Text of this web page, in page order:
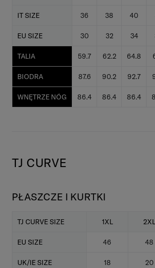
IT SIZE 36 38 40
EU SIZE 30 32 34
TALIA 59.7 62.2 64.8
BIODRA 87.6 90.2 92.7
WNĘTRZE NÓG 86.4 86.4 86.4
TJ CURVE
PŁASZCZE I KURTKI
TJ CURVE SIZE 1XL 2XL
EU SIZE 46 48
UK/IE SIZE 18 20